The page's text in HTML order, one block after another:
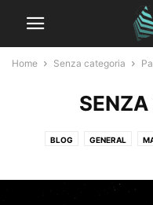
Home Senza categoria
BLOG GENERAL